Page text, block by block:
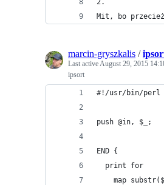
2.
Mit, bo
marcin-gryszkalis /
Last activeAugust 29, 2015
ipsort
#!/usr/bin/perl
push @in, $_;
END {
  print for
map